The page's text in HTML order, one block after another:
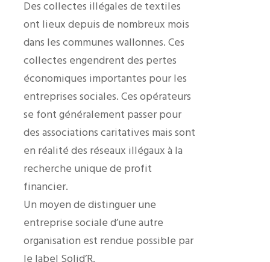
Des collectes illégales de textiles
ont lieux depuis de nombreux mois
dans les communes wallonnes. Ces
collectes engendrent des pertes
économiques importantes pour les
entreprises sociales. Ces opérateurs
se font généralement passer pour
des associations caritatives mais sont
en réalité des réseaux illégaux à la
recherche unique de profit
financier.
Un moyen de distinguer une
entreprise sociale d’une autre
organisation est rendue possible par